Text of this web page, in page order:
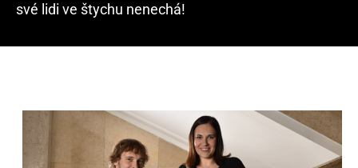
své lidi ve štychu nenechá!